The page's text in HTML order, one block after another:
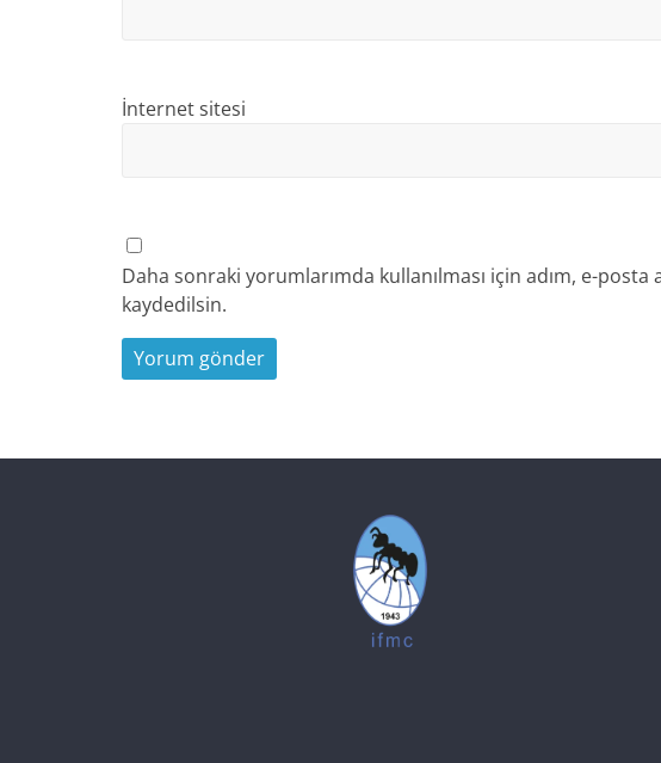
İnternet sitesi
Daha sonraki yorumlarımda kullanılması için adım, e-
kaydedilsin.